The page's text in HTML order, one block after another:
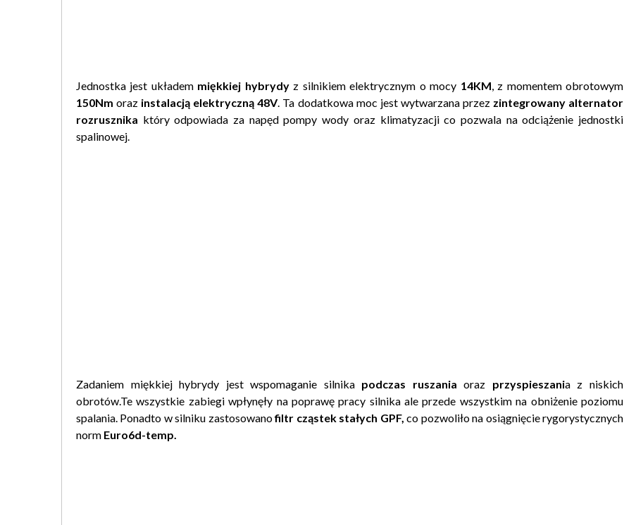
Jednostka jest układem miękkiej hybrydyz silnikiem elektrycznym o mocy 14KM, z momentem obrotowym
150Nm oraz instalacją elektryczną 48V. Ta dodatkowa moc jest wytwarzana przez zintegrowany alternator
rozrusznika który odpowiada za napęd pompy wody oraz klimatyzacji co pozwala na odciążenie jednostki
spalinowej.
Zadaniem miękkiej hybrydy jest wspomaganie silnika podczas ruszania oraz przyspieszania z niskich
obrotów.Te wszystkie zabiegi wpłynęły na poprawę pracy silnika ale przede wszystkim na obniżenie poziomu
spalania. Ponadto w silniku zastosowanofiltr cząstek stałych GPF, co pozwoliło na osiągnięcie rygorystycznych
norm Euro6d-temp.